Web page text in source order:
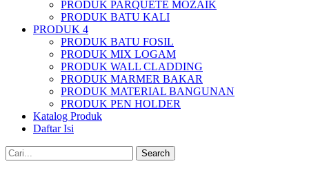
PRODUK PARQUETE MOZAIK
PRODUK BATU KALI
PRODUK 4
PRODUK BATU FOSIL
PRODUK MIX LOGAM
PRODUK WALL CLADDING
PRODUK MARMER BAKAR
PRODUK MATERIAL BANGUNAN
PRODUK PEN HOLDER
Katalog Produk
Daftar Isi
Search